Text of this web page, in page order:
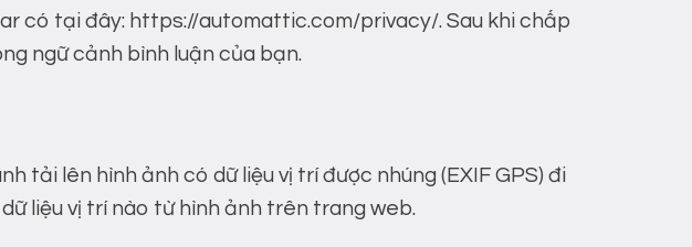
có tại đây: https://automattic.com/privacy/. Sau khi chấp
ngữ cảnh bình luận của bạn.
tải lên hình ảnh có dữ liệu vị trí được nhúng (EXIF GPS) đi
liệu vị trí nào từ hình ảnh trên trang web.